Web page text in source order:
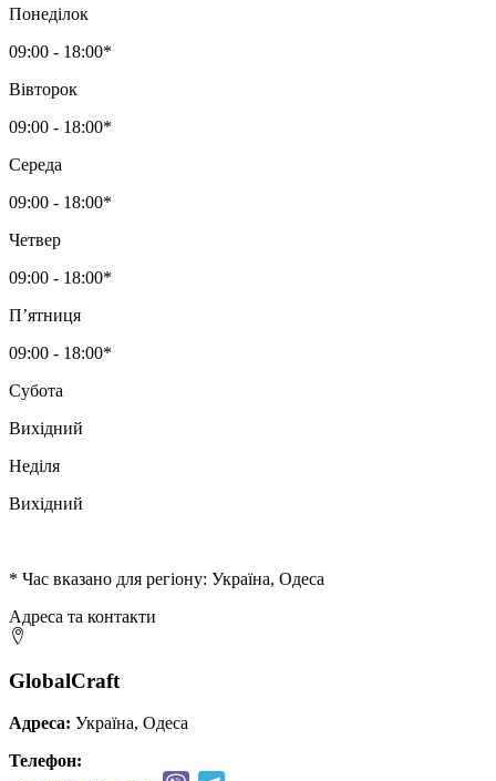
Понеділок
09:00 - 18:00*
Вівторок
09:00 - 18:00*
Середа
09:00 - 18:00*
Четвер
09:00 - 18:00*
Пʼятниця
09:00 - 18:00*
Субота
Вихідний
Неділя
Вихідний
* Час вказано для регіону: Україна, Одеса
Адреса та контакти
GlobalCraft
Адреса: Україна, Одеса
Телефон: